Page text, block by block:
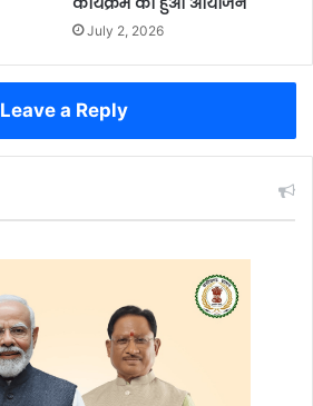
July 2, 2026
Leave a Reply